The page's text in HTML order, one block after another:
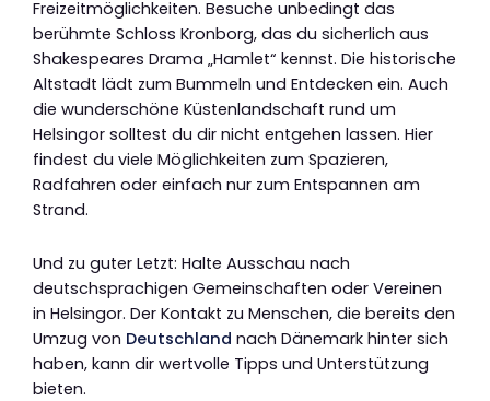
Freizeitmöglichkeiten. Besuche unbedingt das
berühmte Schloss Kronborg, das du sicherlich aus
Shakespeares Drama „Hamlet“ kennst. Die historische
Altstadt lädt zum Bummeln und Entdecken ein. Auch
die wunderschöne Küstenlandschaft rund um
Helsingor solltest du dir nicht entgehen lassen. Hier
findest du viele Möglichkeiten zum Spazieren,
Radfahren oder einfach nur zum Entspannen am
Strand.
Und zu guter Letzt: Halte Ausschau nach
deutschsprachigen Gemeinschaften oder Vereinen
in Helsingor. Der Kontakt zu Menschen, die bereits den
Umzug von Deutschland nach Dänemark hinter sich
haben, kann dir wertvolle Tipps und Unterstützung
bieten.